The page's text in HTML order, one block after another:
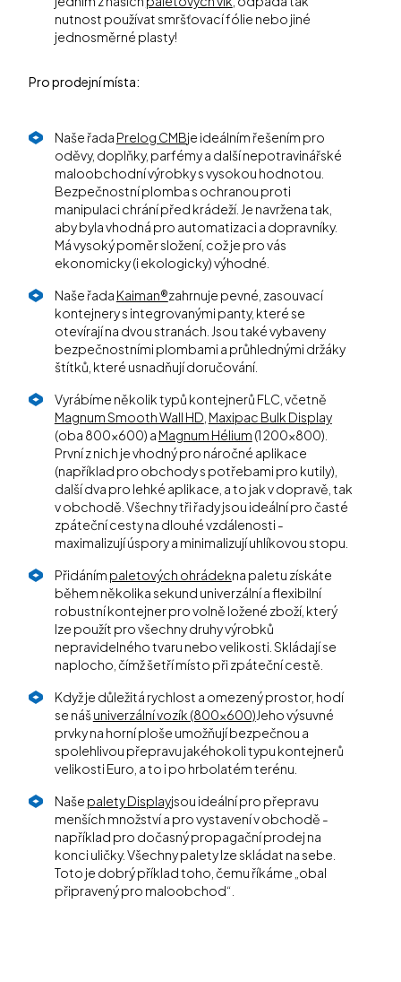
nutnost používat smršťovací fólie nebo jiné
jednosměrné plasty!
Pro prodejní místa:
Naše řada Prelog CMBje ideálním řešením pro
oděvy, doplňky, parfémy a další nepotravinářské
maloobchodní výrobky s vysokou hodnotou.
Bezpečnostní plomba s ochranou proti
manipulaci chrání před krádeží. Je navržena tak,
aby byla vhodná pro automatizaci a dopravníky.
Má vysoký poměr složení, což je pro vás
ekonomicky (i ekologicky) výhodné.
Naše řada Kaiman®zahrnuje pevné, zasouvací
kontejnery s integrovanými panty, které se
otevírají na dvou stranách. Jsou také vybaveny
bezpečnostními plombami a průhlednými držáky
štítků, které usnadňují doručování.
Vyrábíme několik typů kontejnerů FLC, včetně
Magnum Smooth Wall HD Maxipac Bulk Display
(oba 800x600) a Magnum Hélium (1 200x800).
První z nich je vhodný pro náročné aplikace
(například pro obchody s potřebami pro kutily),
další dva pro lehké aplikace, a to jak v dopravě, tak
v obchodě. Všechny tři řady jsou ideální pro časté
zpáteční cesty na dlouhé vzdálenosti -
maximalizují úspory a minimalizují uhlíkovou stopu.
Přidáním paletových ohrádekna paletu získáte
během několika sekund univerzální a flexibilní
robustní kontejner pro volně ložené zboží, který
lze použít pro všechny druhy výrobků
nepravidelného tvaru nebo velikosti. Skládají se
naplocho, čímž šetří místo při zpáteční cestě.
Když je důležitá rychlost a omezený prostor, hodí
se nášuniverzální vozík (800x600)Jeho výsuvné
prvky na horní ploše umožňují bezpečnou a
spolehlivou přepravu jakéhokoli typu kontejnerů
velikosti Euro, a to i po hrbolatém terénu.
Naše palety Displayjsou ideální pro přepravu
menších množství a pro vystavení v obchodě -
například pro dočasný propagační prodej na
konci uličky. Všechny palety lze skládat na sebe.
Toto je dobrý příklad toho, čemu říkáme „obal
připravený pro maloobchod“.